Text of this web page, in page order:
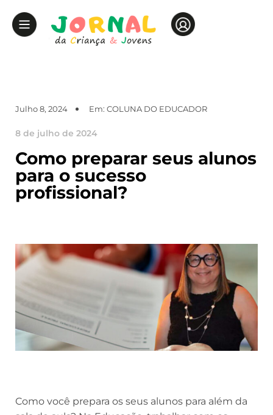
Julho 8, 2024 Em: COLUNA DO EDUCADOR
8 de julho de 2024
Como preparar seus alunos
para o sucesso
profissional?
Como você prepara os seus alunos para além da